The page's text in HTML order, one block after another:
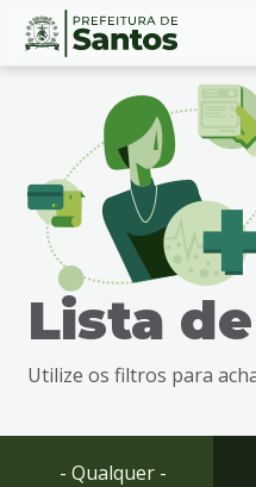
Ir
busca
Ir
Conteúdo
Lista
Utilize os filtros para
- Qualquer -